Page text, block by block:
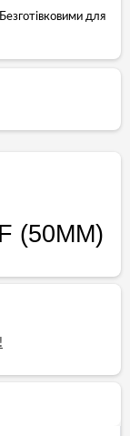
для
(50MM)